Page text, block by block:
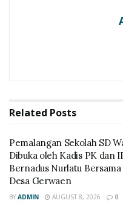
Related Posts
Pemalangan Sekolah SD
Dibuka oleh Kadis PK dan
Bernadus Nurlatu
Desa Gerwaen
BY ADMIN AUGUST 8, 2026 0